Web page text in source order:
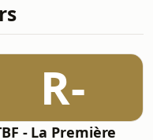
R-
- La Première